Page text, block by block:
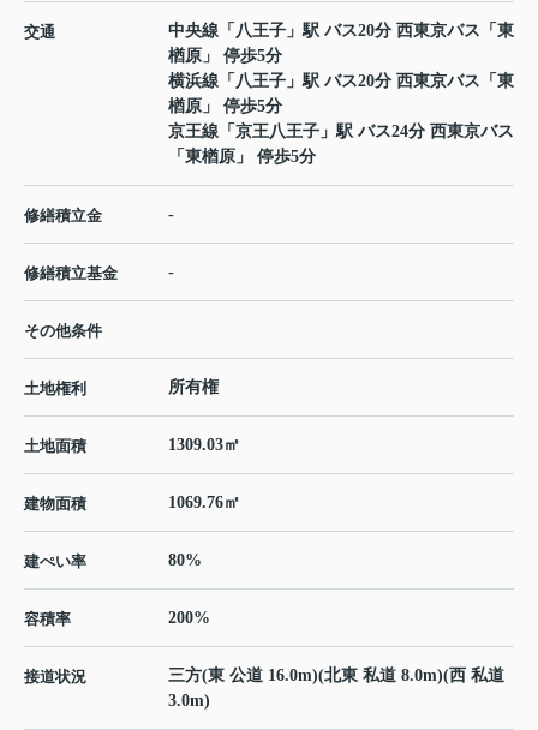
交通 中央線 「 八王子 」駅 バス20分 西東京バス「東
楢原」 停歩5分
横浜線 「 八王子 」駅 バス20分 西東京バス「東
楢原」 停歩5分
京王線 「 京王八王子 」駅 バス24分 西東京バス
「東楢原」 停歩5分
修繕積立金 -
修繕積立基金 -
その他条件
土地権利 所有権
土地面積 1309.03㎡
建物面積 1069.76㎡
建ぺい率 80%
容積率 200%
接道状況
三方(東 公道 16.0m)(北東 私道 8.0m)(西 私道
3.0m)